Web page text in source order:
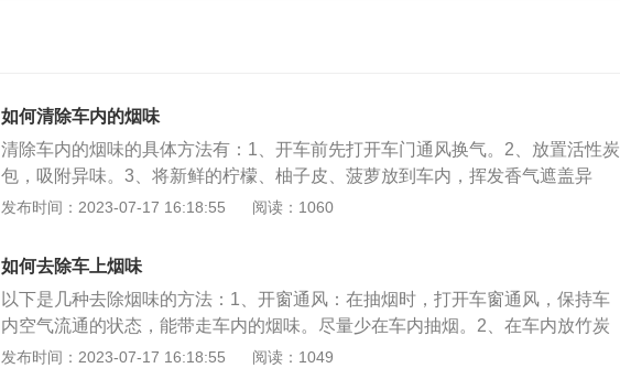
如何清除车内的烟味
清除车内的烟味的具体方法有：1、开车前先打开车门通风换气。2、放置活性炭
包，吸附异味。3、将新鲜的柠檬、柚子皮、菠萝放到车内，挥发香气遮盖异
味。4、使用车内空气净化机。5、定期清洗坐垫、脚垫、靠背。汽车里的其他异
味。3、油箱受损引起的汽油味。4、制动片烧损造成的焦糊味。
发布时间：2023-07-17 16:18:55 阅读：1060
如何去除车上烟味
以下是几种去除烟味的方法：1、开窗通风：在抽烟时，打开车窗通风，保持车
内空气流通的状态，能带走车内的烟味。尽量少在车内抽烟。2、在车内放竹炭
包、水果等：在车内放一些水果、茶叶包、竹炭包、车载香水或沉香挂件等，都
发布时间：2023-07-17 16:18:55 阅读：1049